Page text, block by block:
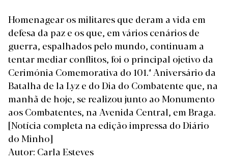
Homenagear os militares que deram a vida em
defesa da paz e os que, em vários cenários de
guerra, espalhados pelo mundo, continuam a
tentar mediar conflitos, foi o principal ojetivo da
Cerimónia Comemorativa do 101.ª Aniversário da
Batalha de la Lyz e do Dia do Combatente que, na
manhã de hoje, se realizou junto ao Monumento
aos Combatentes, na Avenida Central, em Braga.
[Notícia completa na edição impressa do Diário
do Minho]
Autor: Carla Esteves